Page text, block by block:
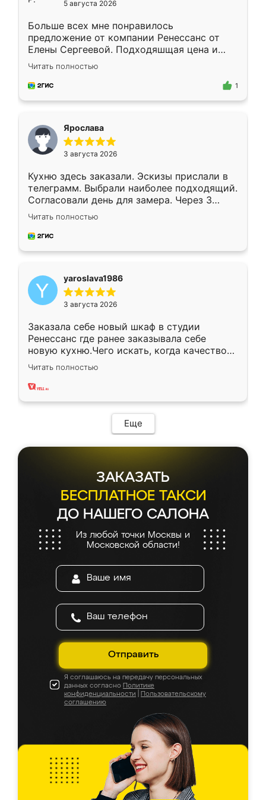
5 августа 2026
Больше всех мне понравилось
предложение от компании Ренессанс от
Елены Сергеевой. Подходяшщая цена и
короткие сроки изготовления. Приехавший
для замера сотрудник Владислав
предложил по моему эскизу самый
Читать полностью
1
Ярослава
3 августа 2026
Кухню здесь заказали. Эскизы прислали в
телеграмм. Выбрали наиболее подходящий.
Согласовали день для замера. Через 3
недели кухня была уже готова. Остались
довольны работой. Спасибо Ренессанс
мебель за качественную работу!
Читать полностью
yaroslava1986
3 августа 2026
Заказала себе новый шкаф в студии
Ренессанс где ранее заказывала себе
новую кухню.Чего искать, когда качеством
вполне довольна. Служит кухня уже почти
два года, нареканий нет.
Читать полностью
Еще
ЗАКАЗАТЬ
БЕСПЛАТНОЕ ТАКСИ
ДО НАШЕГО САЛОНА
Из любой точки Москвы и
Московской области!
Отправить
Я соглашаюсь на передачу персональных
данных согласно Политике
конфиденциальности
Пользовательскому
соглашению